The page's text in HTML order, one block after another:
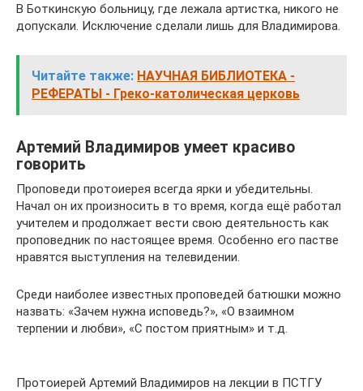
В Боткинскую больницу, где лежала артистка, никого не
допускали. Исключение сделали лишь для Владимирова.
Читайте также: НАУЧНАЯ БИБЛИОТЕКА -
РЕФЕРАТЫ - Греко-католическая церковь
Артемий Владимиров умеет красиво
говорить
Проповеди протоиерея всегда ярки и убедительны.
Начал он их произносить в то время, когда ещё работал
учителем и продолжает вести свою деятельность как
проповедник по настоящее время. Особенно его пастве
нравятся выступления на телевидении.
Среди наиболее известных проповедей батюшки можно
назвать: «Зачем нужна исповедь?», «О взаимном
терпении и любви», «С постом приятным» и т.д.
Протоиерей Артемий Владимиров на лекции в ПСТГУ